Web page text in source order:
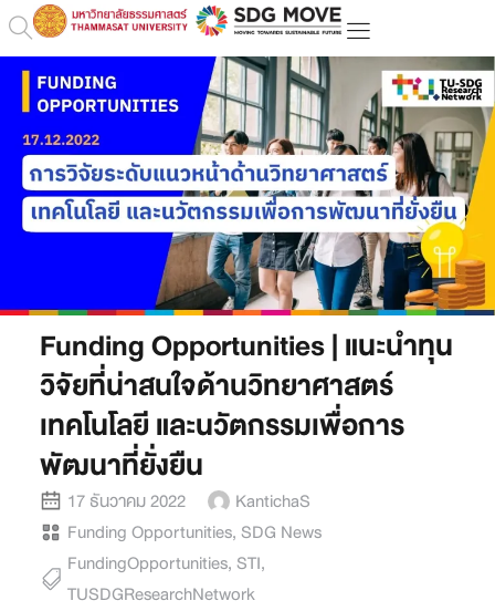
Funding Opportunities | แนะนำทุน
วิจัยที่น่าสนใจด้านวิทยาศาสตร์
เทคโนโลยี และนวัตกรรมเพื่อการ
พัฒนาที่ยั่งยืน
17 ธันวาคม 2022
KantichaS
Funding Opportunities, SDG News
FundingOpportunities, STI,
TUSDGResearchNetwork